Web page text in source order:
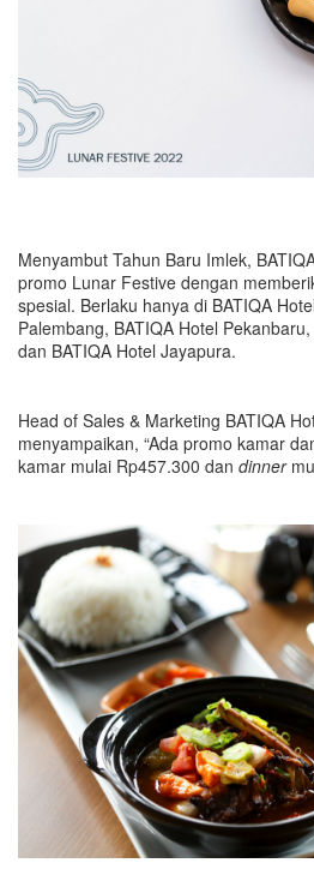
Menyambut Tahun Baru Imlek,
promo Lunar Festive dengan
spesial. Berlaku hanya di BATIQA
Palembang, BATIQA Hotel
dan BATIQA Hotel Jayapura.
Head of Sales & Marketing BATIQA
menyampaikan, “Ada promo kamar
kamar mulai Rp457.300 dan dinner